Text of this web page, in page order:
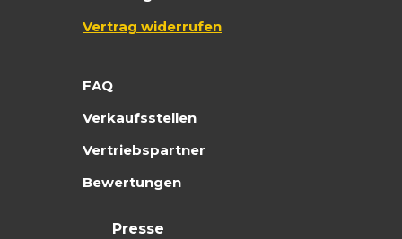
Vertrag widerrufen
FAQ
Verkaufsstellen
Vertriebspartner
Bewertungen
Presse